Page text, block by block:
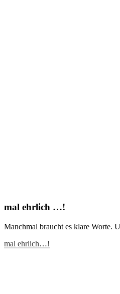
mal ehrlich …!
Manchmal braucht es klare Worte.
mal ehrlich…!